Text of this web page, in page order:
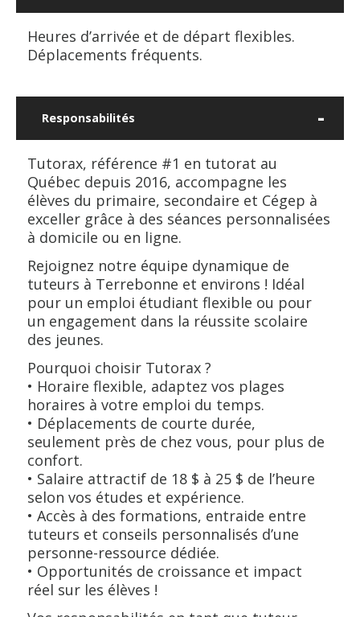
Heures d’arrivée et de départ flexibles.
Déplacements fréquents.
Responsabilités
Tutorax, référence #1 en tutorat au
Québec depuis 2016, accompagne les
élèves du primaire, secondaire et Cégep à
exceller grâce à des séances personnalisées
à domicile ou en ligne.
Rejoignez notre équipe dynamique de
tuteurs à Terrebonne et environs ! Idéal
pour un emploi étudiant flexible ou pour
un engagement dans la réussite scolaire
des jeunes.
Pourquoi choisir Tutorax ?
• Horaire flexible, adaptez vos plages
horaires à votre emploi du temps.
• Déplacements de courte durée,
seulement près de chez vous, pour plus de
confort.
• Salaire attractif de 18 $ à 25 $ de l’heure
selon vos études et expérience.
• Accès à des formations, entraide entre
tuteurs et conseils personnalisés d’une
personne-ressource dédiée.
• Opportunités de croissance et impact
réel sur les élèves !